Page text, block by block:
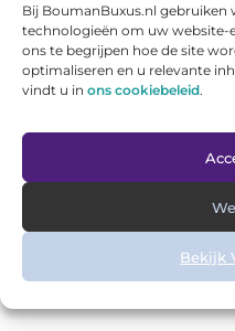
Bij BoumanBuxus.nl gebruiken
technologieën om uw website-
ons te begrijpen hoe de site
optimaliseren en u relevante
vindt u in ons cookiebeleid.
Bekijk